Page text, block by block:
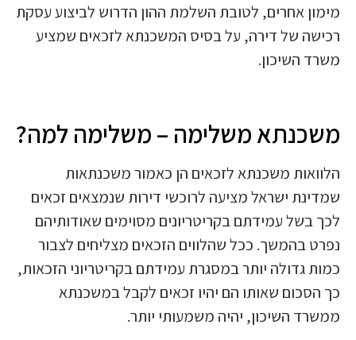
מימון אחרים, לטובת השלמת ההון הדרוש לביצוע עסקת
רכישה של דירה, על בסיס המשכנתא לזכאים שמציע
משרד השיכון.
משכנתא משלימה – משלימה למה?
הלוואות משכנתא לזכאים הן כאמור משכנתאות
שמדינת ישראל מציעה לרוכשי דירות שנמצאים זכאים
לכך בשל עמידתם בקריטריונים מסוימים שאודותיהם
נפרט בהמשך. ככל שהלווים הזכאים מצליחים לצבור
כמות גדולה יותר במסגרת עמידתם בקריטריוני הזכאות,
כך הסכום שאותו הם יהיו זכאים לקבל במשכנתא
ממשרד השיכון, יהיה משמעותי יותר.